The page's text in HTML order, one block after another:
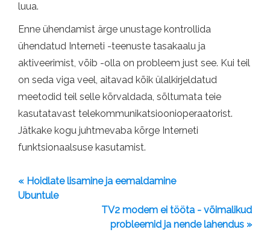
luua.
Enne ühendamist ärge unustage kontrollida
ühendatud Interneti -teenuste tasakaalu ja
aktiveerimist, võib -olla on probleem just see. Kui teil
on seda viga veel, aitavad kõik ülalkirjeldatud
meetodid teil selle kõrvaldada, sõltumata teie
kasutatavast telekommunikatsioonioperaatorist.
Jätkake kogu juhtmevaba kõrge Interneti
funktsionaalsuse kasutamist.
« Hoidlate lisamine ja eemaldamine
Ubuntule
TV2 modem ei tööta - võimalikud
probleemid ja nende lahendus »